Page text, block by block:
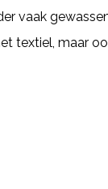
vaak
textiel, maar